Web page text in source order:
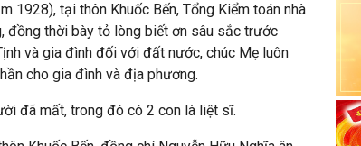
1928), tại thôn Khuốc Bến, Tổng Kiểm toán nhà
đồng thời bày tỏ lòng biết ơn sâu sắc trước
và gia đình đối với đất nước, chúc Mẹ luôn
cho gia đình và địa phương.
đã mất, trong đó có 2 con là liệt sĩ.